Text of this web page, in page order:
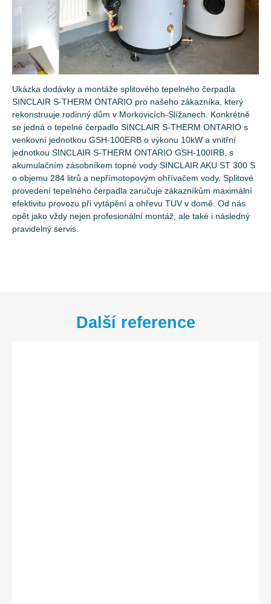
Ukázka dodávky a montáže splitového tepelného čerpadla
SINCLAIR S-THERM ONTARIO pro našeho zákazníka, který
rekonstruuje rodinný dům v Morkovicích-Slížanech. Konkrétně
se jedná o tepelné čerpadlo SINCLAIR S-THERM ONTARIO s
venkovní jednotkou GSH-100ERB o výkonu 10kW a vnitřní
jednotkou SINCLAIR S-THERM ONTARIO GSH-100IRB, s
akumulačním zásobníkem topné vody SINCLAIR AKU ST 300 S
o objemu 284 litrů a nepřímotopovým ohřívačem vody. Splitové
provedení tepelného čerpadla zaručuje zákazníkům maximální
efektivitu provozu při vytápění a ohřevu TUV v domě. Od nás
opět jako vždy nejen profesionální montáž, ale také i následný
pravidelný servis.
Další reference